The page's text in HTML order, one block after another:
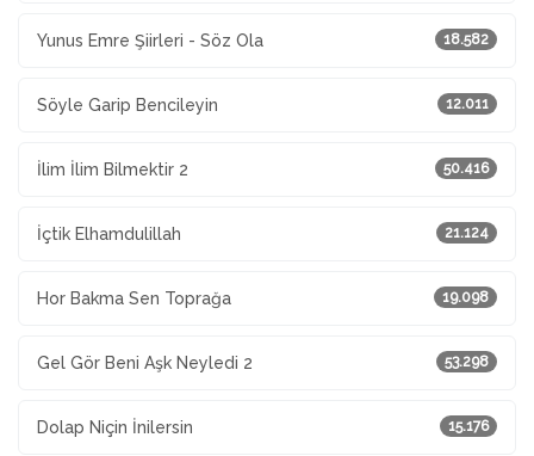
Yunus Emre Şiirleri - Söz Ola 18.582
Söyle Garip Bencileyin 12.011
İlim İlim Bilmektir 2 50.416
İçtik Elhamdulillah 21.124
Hor Bakma Sen Toprağa 19.098
Gel Gör Beni Aşk Neyledi 2 53.298
Dolap Niçin İnilersin 15.176